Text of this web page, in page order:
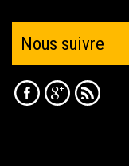
Nous suivre